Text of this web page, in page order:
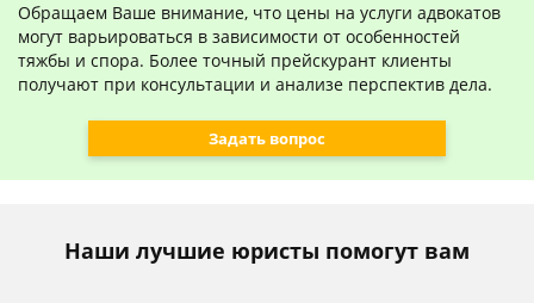
Обращаем Ваше внимание, что цены на услуги адвокатов
могут варьироваться в зависимости от особенностей
тяжбы и спора. Более точный прейскурант клиенты
получают при консультации и анализе перспектив дела.
Задать вопрос
Наши лучшие юристы помогут вам